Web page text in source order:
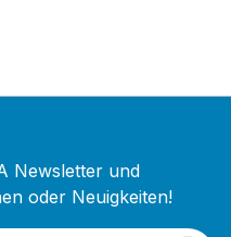
Newsletter und
oder Neuigkeiten!